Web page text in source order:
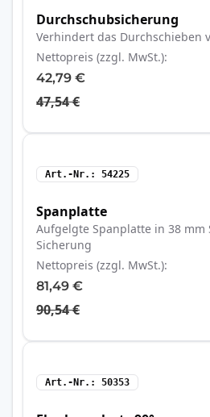
Durchschubsicherung
Verhindert das Durchschieben
Nettopreis (zzgl. MwSt.)
42,79 €
47,54 €
Art.-Nr. 54225
Spanplatte
Aufgelgte Spanplatte in 38 mm
Sicherung
Nettopreis (zzgl. MwSt.)
81,49 €
90,54 €
Art.-Nr. 50353